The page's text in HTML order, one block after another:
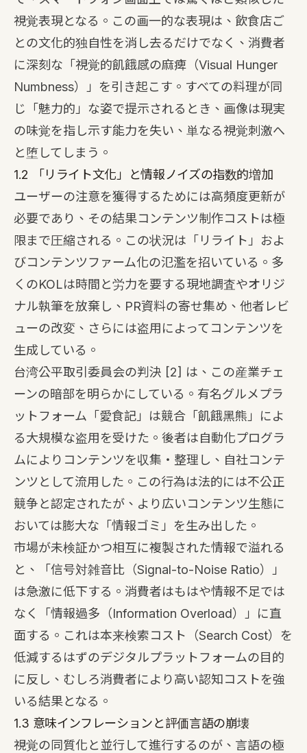
視覚表現となる。この画一的な表現は、飲食店ご
との文化的独自性を消し去るだけでなく、消費者
に深刻な「視覚的飢餓感の麻痺（Visual Hunger
Numbness）」を引き起こす。すべての料理が同
じ「魅力的」な姿で提示されるとき、画像は現実
の味覚を指し示す能力を失い、単なる視覚刺激へ
と堕してしまう。
1.2 「リライト文化」と情報ノイズの指数的増加
ユーザーの注意を獲得するためには高頻度更新が
必要であり、その結果コンテンツ制作コストは極
限まで圧縮される。この状況は「リライト」およ
びコンテンツファーム化の氾濫を招いている。多
くのKOLは時間と労力を要する現地調査やオリジ
ナル執筆を放棄し、PR資料の寄せ集め、他者レビ
ューの改変、さらには盗用によってコンテンツを
生成している。
台湾公平取引委員会の判決 [2] は、この産業チェ
ーンの暗部を明らかにしている。有名グルメプラ
ットフォーム「愛食記」は競合「飢餓黑熊」によ
る大規模な盗用を受けた。後者は自動化プログラ
ムによりコンテンツを収集・整理し、自社コンテ
ンツとして流用した。この行為は法的には不公正
競争と認定されたが、より広いコンテンツ生態に
おいては膨大な「情報ゴミ」を生み出した。
市場が未検証かつ相互に複製された情報で溢れる
と、「信号対雑音比（Signal-to-Noise Ratio）」
は急激に低下する。消費者はもはや情報不足では
なく「情報過多（Information Overload）」に直
面する。これは本来検索コスト（Search Cost）を
低減するはずのデジタルプラットフォームの目的
に反し、むしろ消費者により高い認知コストを強
いる結果となる。
1.3 意味インフレーションと評価言語の崩壊
視覚の同質化と並行して進行するのが、言語の極